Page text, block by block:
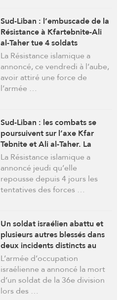
Sud-Liban : l’embuscade de la
Résistance à Kfartebnite-Ali
al-Taher tue 4 soldats
israéliens dont le
commandant du 52e
bataillon. 17 blessés
La Résistance islamique a
annoncé, ce vendredi à l’aube,
avoir attiré une force de
l’armée …
Sud-Liban : les combats se
poursuivent sur l’axe Kfar
Tebnite et Ali al-Taher. La
carte d’occupation de l’armée
israélienne est imprécise
La Résistance islamique a
annoncé jeudi qu’elle
repousse depuis 4 jours les
tentatives des forces …
Un soldat israélien abattu et
plusieurs autres blessés dans
deux incidents distincts au
Sud-Liban
L’armée d’occupation
israélienne a annoncé la mort
d’un soldat de la 36e division
lors des …